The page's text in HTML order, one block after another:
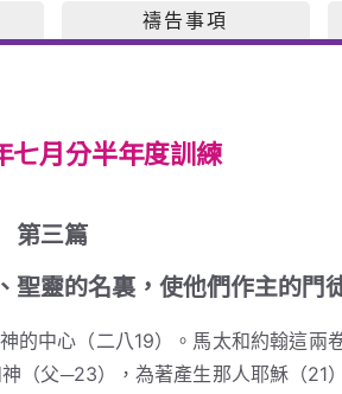
禱告事項
七月分半年度訓練
第三篇
聖靈的名裏，使他們作主的門
中心（二八19）。馬太和約翰這兩
（父─23），為著產生那人耶穌（21